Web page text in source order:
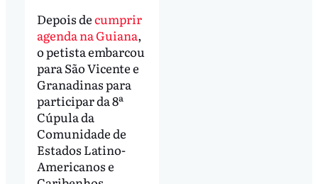
Depois decumprir
agenda na Guiana,
o petista embarcou
para São Vicente e
Granadinas para
participar da 8ª
Cúpula da
Comunidade de
Estados Latino-
Americanos e